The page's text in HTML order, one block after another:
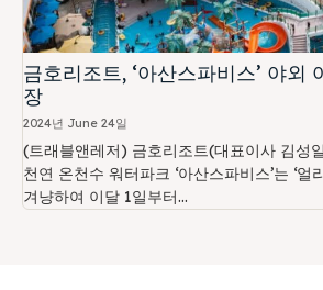
금호리조트, ‘아산스파비스’ 야외
장
2024년 June 24일
(트래블앤레저) 금호리조트(대표이사 김성
천연 온천수 워터파크 ‘아산스파비스’는 ‘얼
겨냥하여 이달 1일부터...